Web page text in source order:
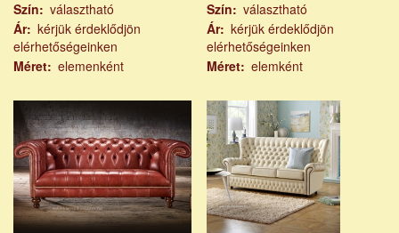
Szín
választható
Ár kérjük érdeklődjön
elérhetőségeinken
Méret elemenként
Szín
választható
Ár
kérjük érdeklődjön
elérhetőségeinken
Méret
elemként